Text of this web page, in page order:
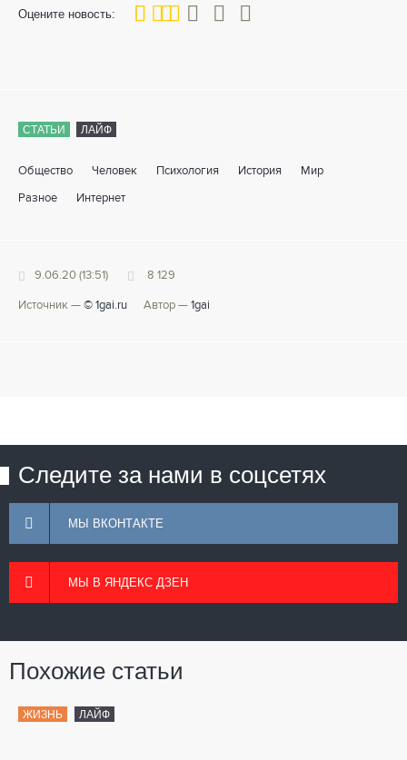
Оцените новость:
40
1 3 4 5
СТАТЬИ ЛАЙФ
Общество Человек Психология История Мир
Разное Интернет
9.06.20 (13:51) 8 129
Источник — © 1gai.ru Автор — 1gai
Следите за нами в соцсетях
МЫ ВКОНТАКТЕ
МЫ В ЯНДЕКС ДЗЕН
Похожие статьи
ЖИЗНЬ ЛАЙФ